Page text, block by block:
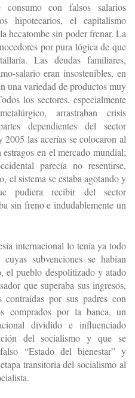
con falsos salarios
hipotecarios, el capitalismo
hecatombe sin poder frenar. La
por pura lógica de que
Las deudas familiares,
salario eran insostenibles, en
una variedad de productos muy
los sectores, especialmente
arrastraban crisis
dependientes del sector
las acerías se colocaron al
en el mercado mundial;
parecía no resentirse,
el sistema se estaba agotando y
pudiera recibir del sector
sin freno e indudablemente un
internacional lo tenía ya todo
subvenciones se habían
el pueblo despolitizado y atado
que superaba sus ingresos,
contraídas por sus padres con
comprados por la banca, un
dividido e influenciado
del socialismo y que se
“Estado del bienestar” y
transitoria del socialismo al